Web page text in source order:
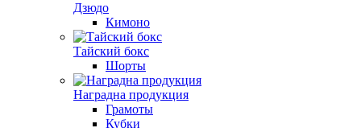
Дзюдо
Кимоно
Тайский бокс
Шорты
Наградна продукция
Грамоты
Кубки